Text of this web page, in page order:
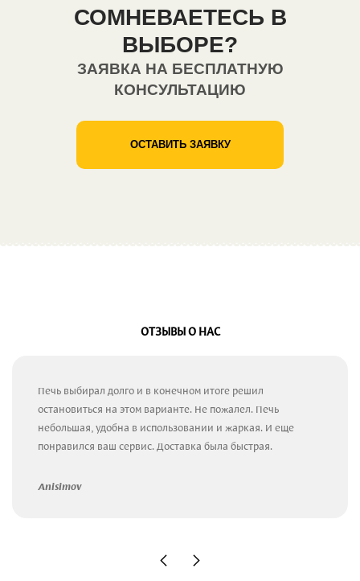
СОМНЕВАЕТЕСЬ В
ВЫБОРЕ?
ЗАЯВКА НА БЕСПЛАТНУЮ
КОНСУЛЬТАЦИЮ
ОСТАВИТЬ ЗАЯВКУ
ОТЗЫВЫ О НАС
Печь выбирал долго и в конечном итоге решил
остановиться на этом варианте. Не пожалел. Печь
небольшая, удобна в использовании и жаркая. И еще
понравился ваш сервис. Доставка была быстрая.
Anisimov